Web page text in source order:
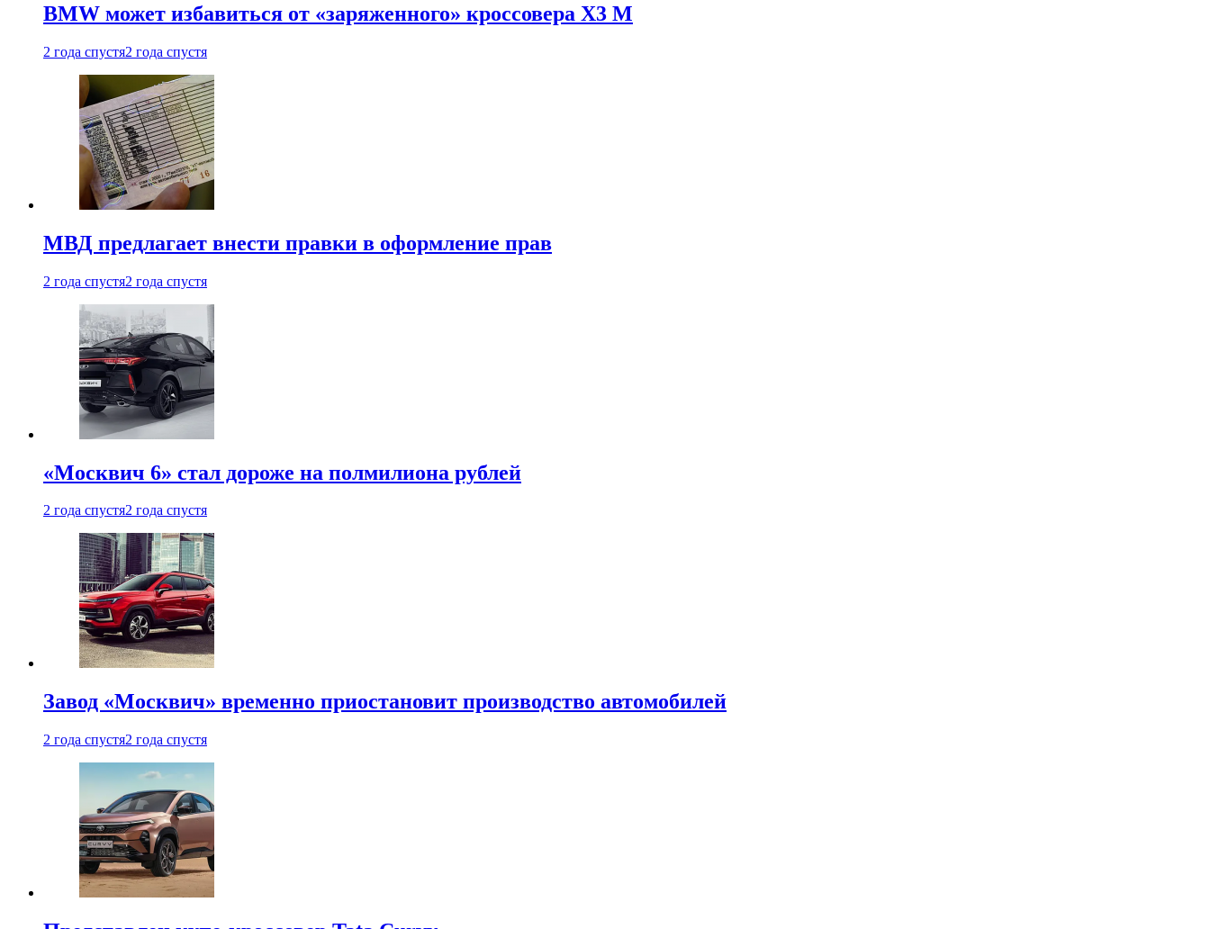
BMW может избавиться от «заряженного» кроссовера X3 M
2 года спустя2 года спустя
МВД предлагает внести правки в оформление прав
2 года спустя2 года спустя
«Москвич 6» стал дороже на полмилиона рублей
2 года спустя2 года спустя
Завод «Москвич» временно приостановит производство автомобилей
2 года спустя2 года спустя